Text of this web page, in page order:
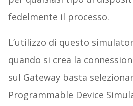
fedelmente il processo.
L’utilizzo di questo
quando si crea la
sul Gateway basta
Programmable Device